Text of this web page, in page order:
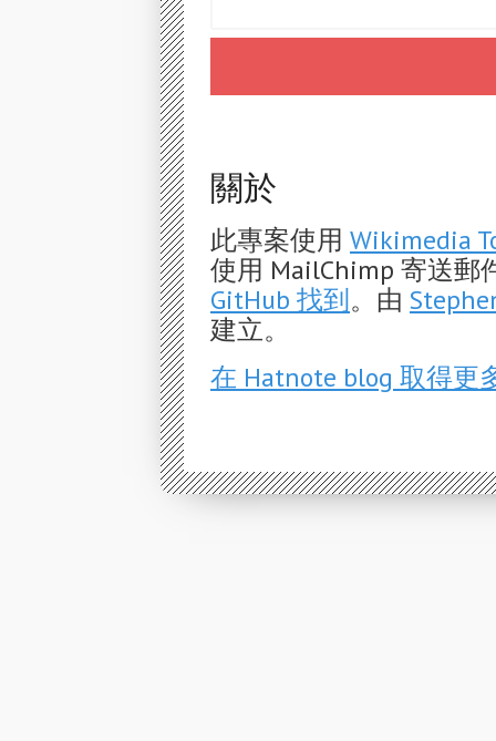
關於
此專案使用 Wikimedia
使用 MailChimp 寄送郵
GitHub 找到。由
建立。
在 Hatnote blog 取得更